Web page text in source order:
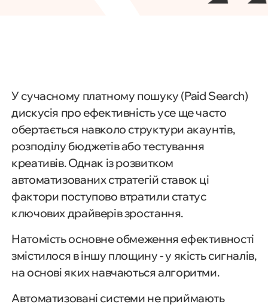
У сучасному платному пошуку (Paid Search)
дискусія про ефективність усе ще часто
обертається навколо структури акаунтів,
розподілу бюджетів або тестування
креативів. Однак із розвитком
автоматизованих стратегій ставок ці
фактори поступово втратили статус
ключових драйверів зростання.
Натомість основне обмеження ефективності
змістилося в іншу площину - у якість сигналів,
на основі яких навчаються алгоритми.
Автоматизовані системи не приймають